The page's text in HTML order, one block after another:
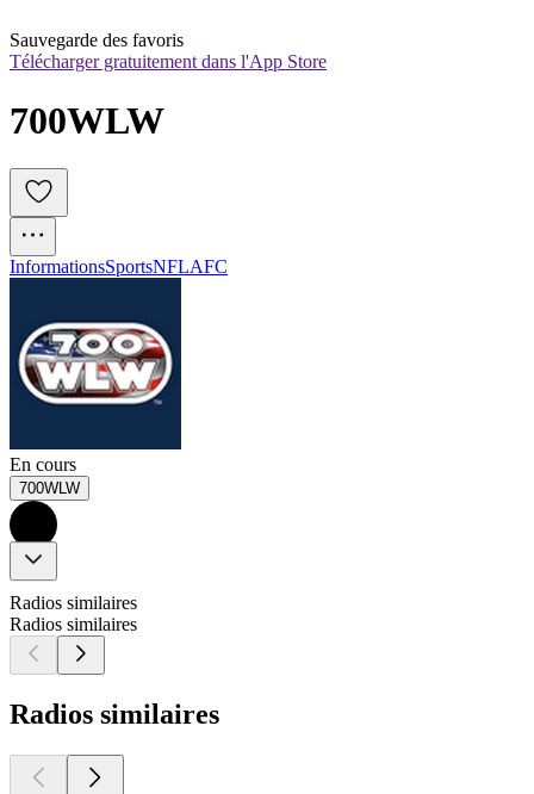
Sauvegarde des favoris
Télécharger gratuitement dans l'App Store
700WLW
InformationsSportsNFLAFC
En cours
700WLW
Radios similaires
Radios similaires
Radios similaires